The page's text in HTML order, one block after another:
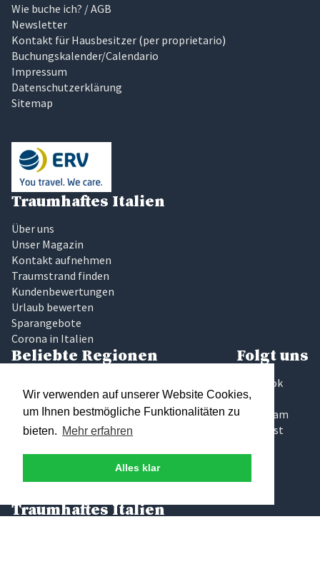
Wir verwenden auf unserer Website Cookies,
um Ihnen bestmögliche Funktionalitäten zu
bieten. Mehr erfahren
Alles klar
Wie buche ich? / AGB
Newsletter
Kontakt für Hausbesitzer (per proprietario)
Buchungskalender/Calendario
Impressum
Datenschutzerklärung
Sitemap
Traumhaftes Italien
Über uns
Unser Magazin
Kontakt aufnehmen
Traumstrand finden
Kundenbewertungen
Urlaub bewerten
Sparangebote
Corona in Italien
Beliebte Regionen
Marken
Sardinien
Sizilien
Folgt uns
Facebook
Twitter
Instagram
Pinterest
Traumhaftes Italien